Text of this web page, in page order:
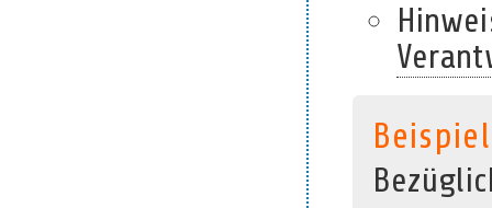
Beispiel